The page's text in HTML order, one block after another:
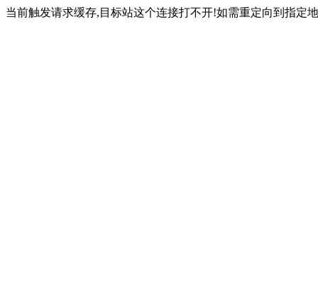
当前触发请求缓存,目标站这个连接打不开!如需重定向到指定